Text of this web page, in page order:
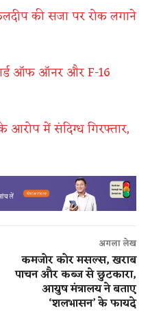
की सजा पर रोक लगाने
ऑफ ऑनर और F-16
में संदिग्ध गिरफ्तार,
अगला लेख
कमजोर कोर मसल्स, खराब
पाचन और कब्ज से छुटकारा,
आयुष मंत्रालय ने बताए
‘शलभासन’ के फायदे